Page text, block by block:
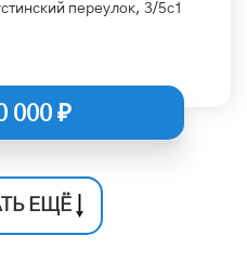
переулок, 3/5с1
000 ₽
ЕЩЁ